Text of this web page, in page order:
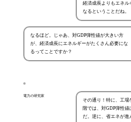
経済成長よりもエネル
なるということだね。
なるほど。じゃあ、対GDP弾性値が大きい方
が、経済成長にエネルギーがたくさん必要にな
るってことですか？
電力の研究家
その通り！特に、工場
階では、対GDP弾性値
だ。逆に、省エネが進